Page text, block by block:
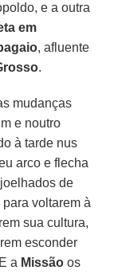
e a outra
em
, afluente
.
mudanças
e noutro
à tarde nus
arco e flecha
de
voltarem à
sua cultura,
esconder
a Missão os